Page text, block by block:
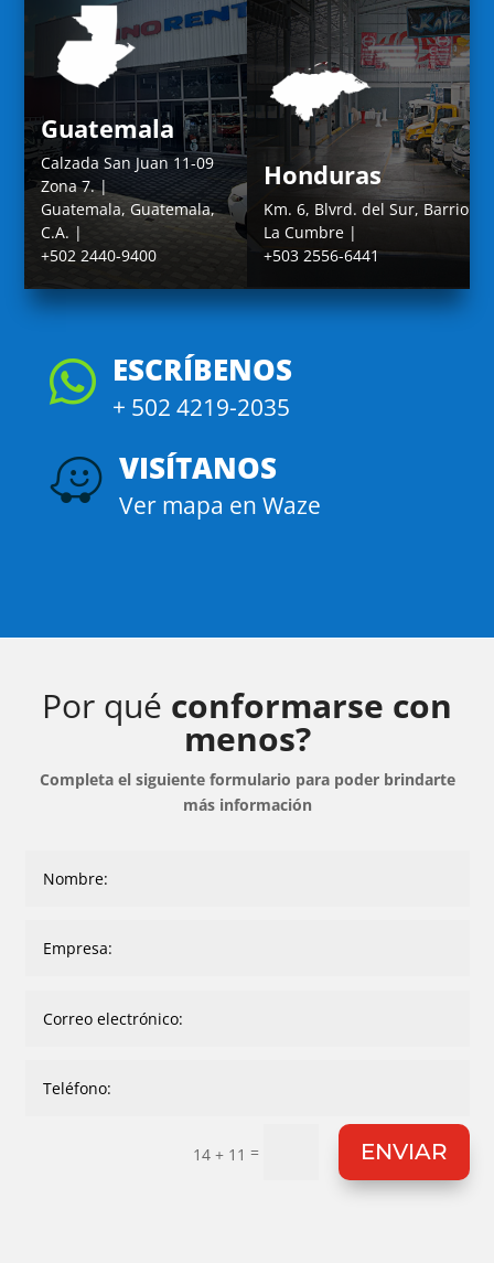
Guatemala
Calzada San Juan 11-09
Zona 7. |
Guatemala, Guatemala,
C.A. |
+502 2440-9400
Honduras
Km. 6, Blvrd. del Sur, Barrio
La Cumbre |
+503 2556-6441
 ESCRÍBENOS
+ 502 4219-2035
 VISÍTANOS
Ver mapa en Waze
Por qué conformarse con
menos?
Completa el siguiente formulario para poder brindarte
más información
14 + 11 = ENVIAR